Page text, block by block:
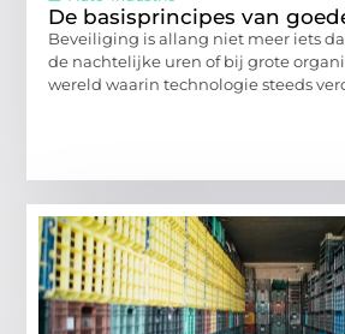
De basisprincipes van
Beveiliging is allang niet meer iets
de nachtelijke uren of bij grote
wereld waarin technologie steeds